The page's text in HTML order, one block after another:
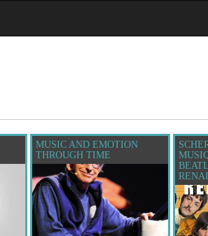
MUSIC AND EMOTION
THROUGH TIME